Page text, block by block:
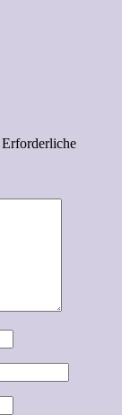
Erforderliche